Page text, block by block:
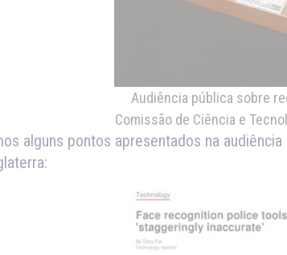
Audiência pública sobre
Comissão de Ciência e
alguns pontos apresentados na